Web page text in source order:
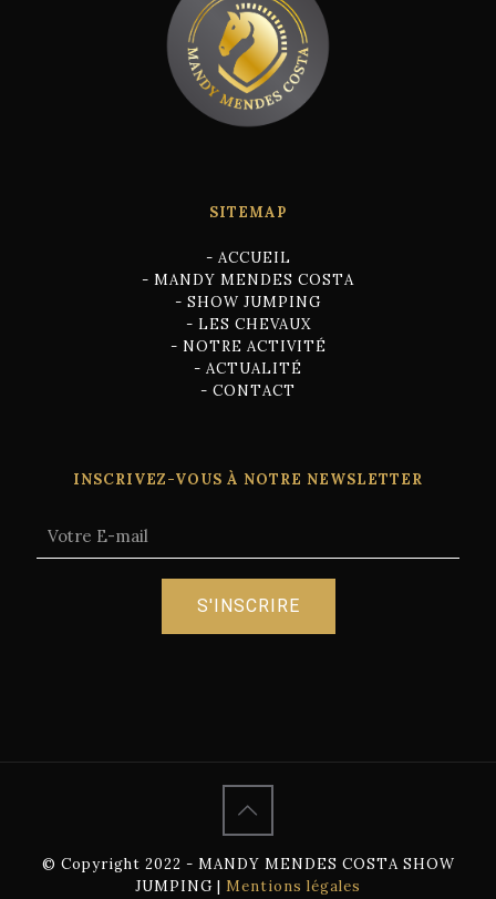
SITEMAP
- ACCUEIL
- MANDY MENDES COSTA
- SHOW JUMPING
- LES CHEVAUX
- NOTRE ACTIVITÉ
- ACTUALITÉ
- CONTACT
INSCRIVEZ-VOUS À NOTRE NEWSLETTER
© Copyright 2022 - MANDY MENDES COSTA SHOW
JUMPING | Mentions légales